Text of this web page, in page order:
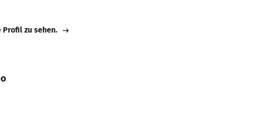
Profil zu sehen.